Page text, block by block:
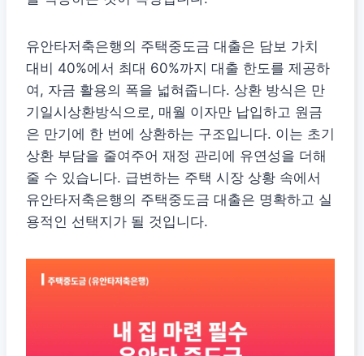
유안타저축은행의 주택중도금 대출은 담보 가치
대비 40%에서 최대 60%까지 대출 한도를 제공하
여, 자금 활용의 폭을 넓혀줍니다. 상환 방식은 만
기일시상환방식으로, 매월 이자만 납입하고 원금
은 만기에 한 번에 상환하는 구조입니다. 이는 초기
상환 부담을 줄여주어 재정 관리에 유연성을 더해
줄 수 있습니다. 급변하는 주택 시장 상황 속에서
유안타저축은행의 주택중도금 대출은 명확하고 실
용적인 선택지가 될 것입니다.